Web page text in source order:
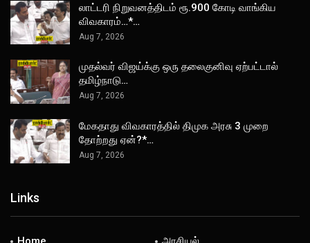
லாட்டரி நிறுவனத்திடம் ரூ.900 கோடி வாங்கிய
விவகாரம்…*…
Aug 7, 2026
முதல்வர் விஜய்க்கு ஒரு தலைகுனிவு ஏற்பட்டால்
தமிழ்நாடு…
Aug 7, 2026
மேகதாது விவகாரத்தில் திமுக அரசு 3 முறை
தோற்றது ஏன்?*…
Aug 7, 2026
Links